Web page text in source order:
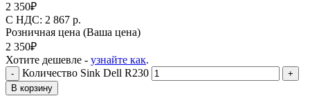
2 350₽
C НДС: 2 867 р.
Розничная цена (Ваша цена)
2 350₽
Хотите дешевле - узнайте как.
- Количество Sink Dell R230
+
В корзину